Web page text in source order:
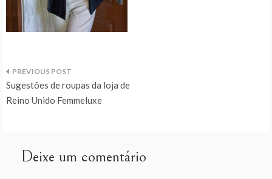
Navegação
de
Sugestões de roupas da loja de
Reino Unido Femmeluxe
Deixe um comentário